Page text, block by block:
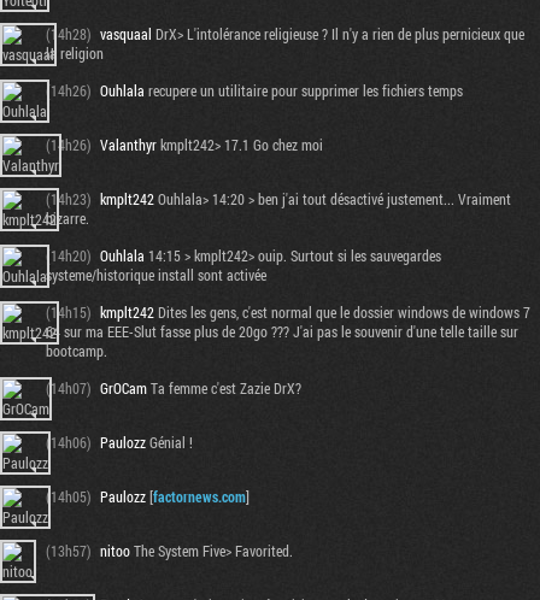
(14h28) vasquaal DrX> L'intolérance religieuse ? Il n'y a rien de plus pernicieux que
la religion
(14h26) Ouhlala recupere un utilitaire pour supprimer les fichiers temps
(14h26) Valanthyrkmplt242> 17.1 Go chez moi
(14h23) kmplt242Ouhlala> 14:20 > ben j'ai tout désactivé justement... Vraiment
bizarre.
(14h20) Ouhlala 14:15 > kmplt242> ouip. Surtout si les sauvegardes
systeme/historique install sont activée
(14h15) kmplt242 Dites les gens, c'est normal que le dossier windows de windows 7
64 sur ma EEE-Slut fasse plus de 20go ??? J'ai pas le souvenir d'une telle taille sur
bootcamp.
(14h07) GrOCamTa femme c'est Zazie DrX?
(14h06) PaulozzGénial !
(14h05) Paulozz[factornews.com]
(13h57) nitooThe System Five> Favorited.